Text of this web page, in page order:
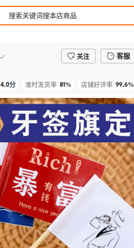
关注 客服
4.0分 准时发货率 81% 店铺好评率 99.6%